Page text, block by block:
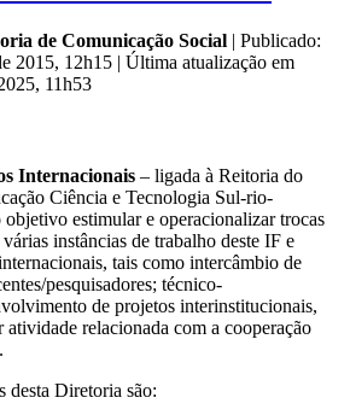
de Comunicação Social | Publicado:
2015, 12h15 | Última atualização em
11h53
Internacionais – ligada à Reitoria do
Ciência e Tecnologia Sul-rio-
objetivo estimular e operacionalizar trocas
instâncias de trabalho deste IF e
tais como intercâmbio de
pesquisadores; técnico-
de projetos interinstitucionais,
atividade relacionada com a cooperação
desta Diretoria são: